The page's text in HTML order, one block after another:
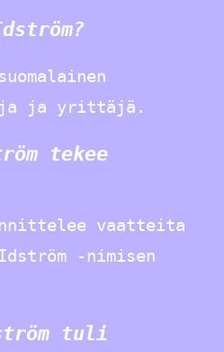
ja yrittäjä.
tekee
vaatteita
-nimisen
tuli